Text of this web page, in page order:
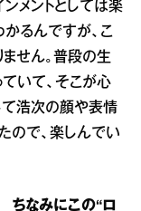
メントとしては楽
かるんですが、こ
せん。普段の生
いて、そこが心
て浩次の顔や表情
ので、楽しんでい
ちなみにこの“ロ